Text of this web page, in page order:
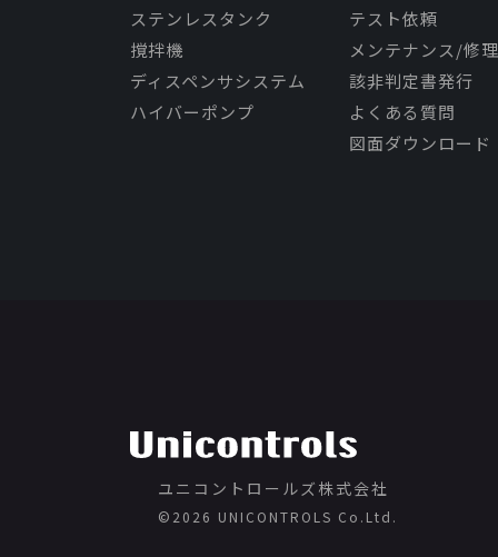
ステンレスタンク
撹拌機
ディスペンサシステム
ハイバーポンプ
テスト依頼
メンテナンス/修
該非判定書発行
よくある質問
図面ダウンロード
ユニコントロールズ株式会社
©️2026 UNICONTROLS Co.Ltd.